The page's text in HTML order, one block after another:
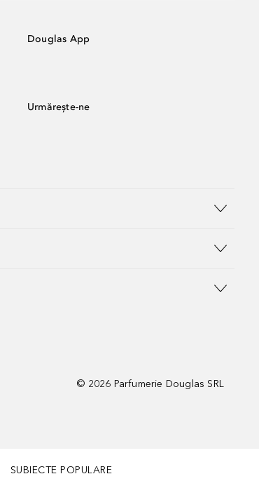
Douglas App
Urmărește-ne
© 2026 Parfumerie Douglas SRL
SUBIECTE POPULARE